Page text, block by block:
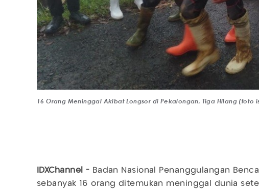
16 Orang Meninggal Akibat Longsor di Pekalongan, Tiga Hilang (foto
IDXChannel - Badan Nasional Penanggulangan
sebanyak 16 orang ditemukan meninggal dunia